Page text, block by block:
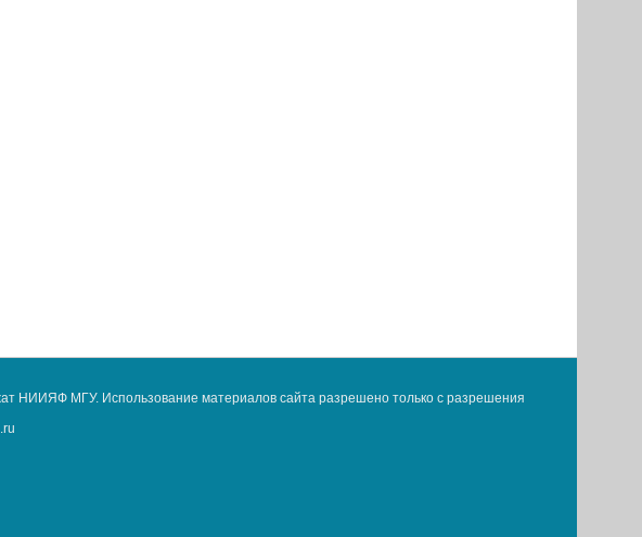
НИИЯФ МГУ. Использование материалов сайта разрешено только с разрешения